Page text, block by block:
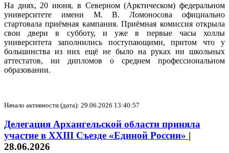
На днях, 20 июня, в Северном (Арктическом) федеральном
университете имени М. В. Ломоносова официально
стартовала приёмная кампания. Приёмная комиссия открыла
свои двери в субботу, и уже в первые часы холлы
университета заполнились поступающими, притом что у
большинства из них ещё не было на руках ни школьных
аттестатов, ни дипломов о среднем профессиональном
образовании.
Начало активности (дата): 29.06.2026 13:40:57
Делегация Архангельской области приняла
участие в XXIII Съезде «Единой России» |
28.06.2026